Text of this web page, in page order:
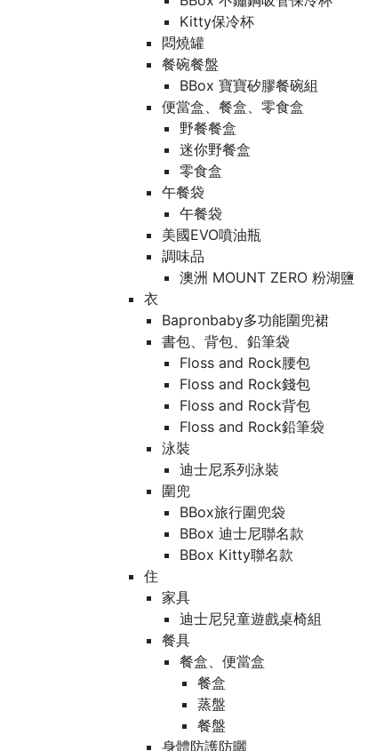
Kitty保冷杯
悶燒罐
餐碗餐盤
BBox 寶寶矽膠餐碗組
便當盒、餐盒、零食盒
野餐餐盒
迷你野餐盒
零食盒
午餐袋
午餐袋
美國EVO噴油瓶
調味品
澳洲 MOUNT ZERO 粉湖鹽
衣
Bapronbaby多功能圍兜裙
書包、背包、鉛筆袋
Floss and Rock腰包
Floss and Rock錢包
Floss and Rock背包
Floss and Rock鉛筆袋
泳裝
迪士尼系列泳裝
圍兜
BBox旅行圍兜袋
BBox 迪士尼聯名款
BBox Kitty聯名款
住
家具
迪士尼兒童遊戲桌椅組
餐具
餐盒、便當盒
餐盒
蒸盤
餐盤
身體防護防曬